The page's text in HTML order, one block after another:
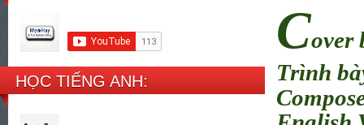
HỌC TIẾNG ANH:
Cover
Trình